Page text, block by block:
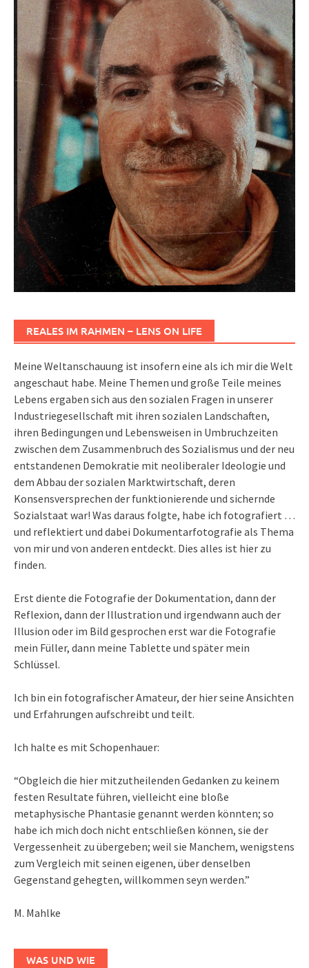
REALES IM RAHMEN – LENS ON LIFE
Meine Weltanschauung ist insofern eine als ich mir die Welt
angeschaut habe. Meine Themen und große Teile meines
Lebens ergaben sich aus den sozialen Fragen in unserer
Industriegesellschaft mit ihren sozialen Landschaften,
ihren Bedingungen und Lebensweisen in Umbruchzeiten
zwischen dem Zusammenbruch des Sozialismus und der neu
entstandenen Demokratie mit neoliberaler Ideologie und
dem Abbau der sozialen Marktwirtschaft, deren
Konsensversprechen der funktionierende und sichernde
Sozialstaat war! Was daraus folgte, habe ich fotografiert …
und reflektiert und dabei Dokumentarfotografie als Thema
von mir und von anderen entdeckt. Dies alles ist hier zu
finden.
Erst diente die Fotografie der Dokumentation, dann der
Reflexion, dann der Illustration und irgendwann auch der
Illusion oder im Bild gesprochen erst war die Fotografie
mein Füller, dann meine Tablette und später mein
Schlüssel.
Ich bin ein fotografischer Amateur, der hier seine Ansichten
und Erfahrungen aufschreibt und teilt.
Ich halte es mit Schopenhauer:
“Obgleich die hier mitzutheilenden Gedanken zu keinem
festen Resultate führen, vielleicht eine bloße
metaphysische Phantasie genannt werden könnten; so
habe ich mich doch nicht entschließen können, sie der
Vergessenheit zu übergeben; weil sie Manchem, wenigstens
zum Vergleich mit seinen eigenen, über denselben
Gegenstand gehegten, willkommen seyn werden.”
M. Mahlke
WAS UND WIE